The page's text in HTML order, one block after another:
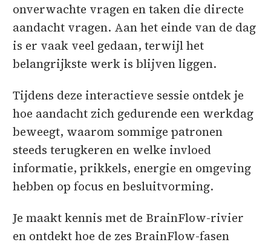
onverwachte vragen en taken die directe
aandacht vragen. Aan het einde van de dag
is er vaak veel gedaan, terwijl het
belangrijkste werk is blijven liggen.
Tijdens deze interactieve sessie ontdek je
hoe aandacht zich gedurende een werkdag
beweegt, waarom sommige patronen
steeds terugkeren en welke invloed
informatie, prikkels, energie en omgeving
hebben op focus en besluitvorming.
Je maakt kennis met de BrainFlow-rivier
en ontdekt hoe de zes BrainFlow-fasen